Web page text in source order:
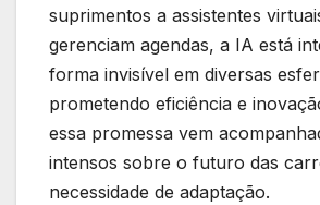
suprimentos a assistentes
gerenciam agendas, a IA está
forma invisível em diversas
prometendo eficiência e
essa promessa vem
intensos sobre o futuro das
necessidade de adaptação.